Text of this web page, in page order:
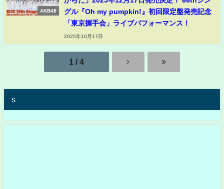
AKB48
グル『Oh my pumpkin!』初回限定盤発売記念
「東京握手会」ライブパフォーマンス！
2025年10月17日
1 / 4
s